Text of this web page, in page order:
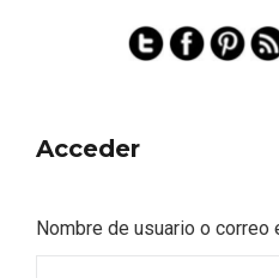
Acceder
Nombre de usuario o correo